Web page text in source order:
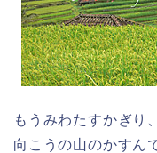
もうみわたすかぎり
向こうの山のかすん